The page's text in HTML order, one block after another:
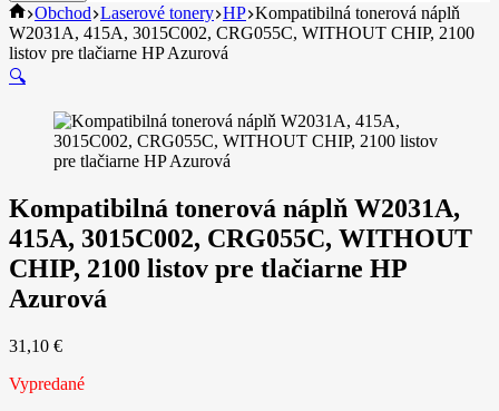
Home
Obchod Laserové tonery HP Kompatibilná tonerová náplň
W2031A, 415A, 3015C002, CRG055C, WITHOUT CHIP, 2100
listov pre tlačiarne HP Azurová
🔍
Kompatibilná tonerová náplň W2031A,
415A, 3015C002, CRG055C, WITHOUT
CHIP, 2100 listov pre tlačiarne HP
Azurová
31,10 €
Vypredané